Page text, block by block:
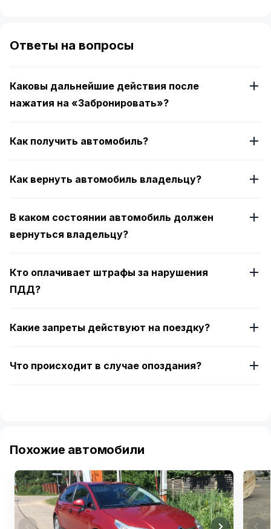
of
4
Ответы на вопросы
Каковы дальнейшие действия после
нажатия на «Забронировать»?
Как получить автомобиль?
Как вернуть автомобиль владельцу?
В каком состоянии автомобиль должен
вернуться владельцу?
Кто оплачивает штрафы за нарушения
ПДД?
Какие запреты действуют на поездку?
Что происходит в случае опоздания?
Похожие автомобили